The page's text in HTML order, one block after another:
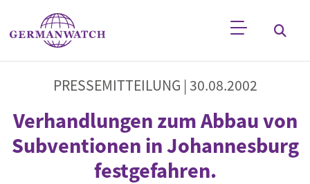
Direkt zum Inhalt
Stichwortsuche
PRESSEMITTEILUNG | 30.08.2002
Verhandlungen zum Abbau von
Subventionen in Johannesburg
festgefahren.